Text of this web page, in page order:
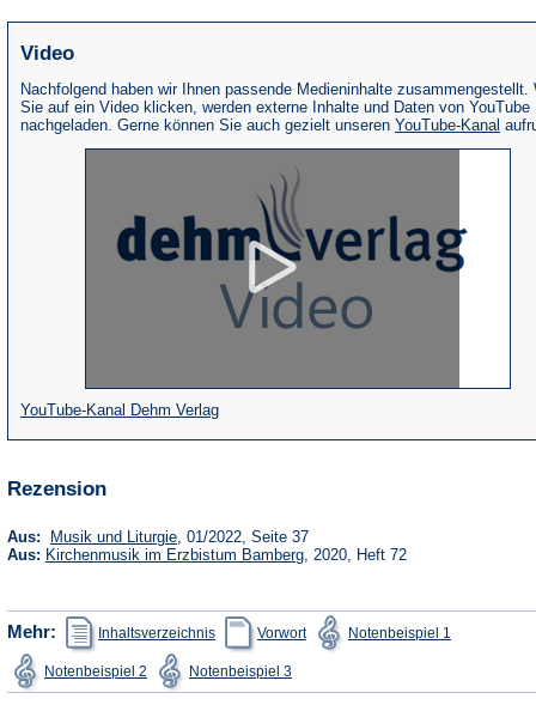
Video
Nachfolgend haben wir Ihnen passende Medieninhalte zusammengestellt.
Sie auf ein Video klicken, werden externe Inhalte und Daten von YouTube
nachgeladen. Gerne können Sie auch gezielt unseren YouTube-Kanal
YouTube-Kanal Dehm Verlag(Öffnet
in
Tab)
Rezension
Aus: Musik und Liturgie(Öffnet
in
, 01/2022, Seite 37
Aus: Kirchenmusik im Erzbistum Bamberg(Öffnet
Tab)
, 2020, Heft 72
Mehr: Inhaltsverzeichnis
(Öffnet
in
einem
neuen
Tab)
Vorwort
(Öffnet
in
einem
Tab)
Notenbeispiel 1in
Tab)
Notenbeispiel 2
(Öffnet
in
einem
Notenbeispiel 3in
einem